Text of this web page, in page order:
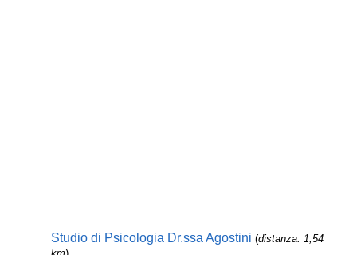
Studio di Psicologia Dr.ssa Agostini (distanza: 1,54